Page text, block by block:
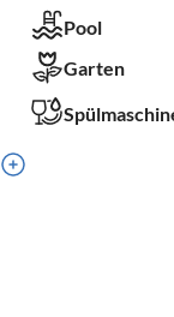
Pool
Garten